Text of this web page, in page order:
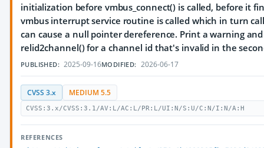
initialization before vmbus_connect() is called, before it
vmbus interrupt service routine is called which in turn
can cause a null pointer dereference. Print a warning
relid2channel() for a channel id that's invalid in the
PUBLISHED: 2025-09-16MODIFIED: 2026-06-17
CVSS 3.x MEDIUM 5.5
CVSS:3.x/CVSS:3.1/AV:L/AC:L/PR:L/UI:N/S:U/C:N/I:N/A:H
REFERENCES